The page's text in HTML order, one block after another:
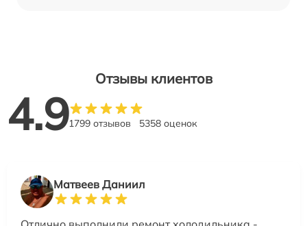
Отзывы клиентов
4.91799 отзывов 5358 оценок
Матвеев Даниил